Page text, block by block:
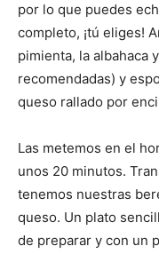
por lo que puedes
completo, ¡tú eliges!
pimienta, la albahaca
recomendadas) y
queso rallado por
Las metemos en el
unos 20 minutos.
tenemos nuestras
queso. Un plato
de preparar y con un